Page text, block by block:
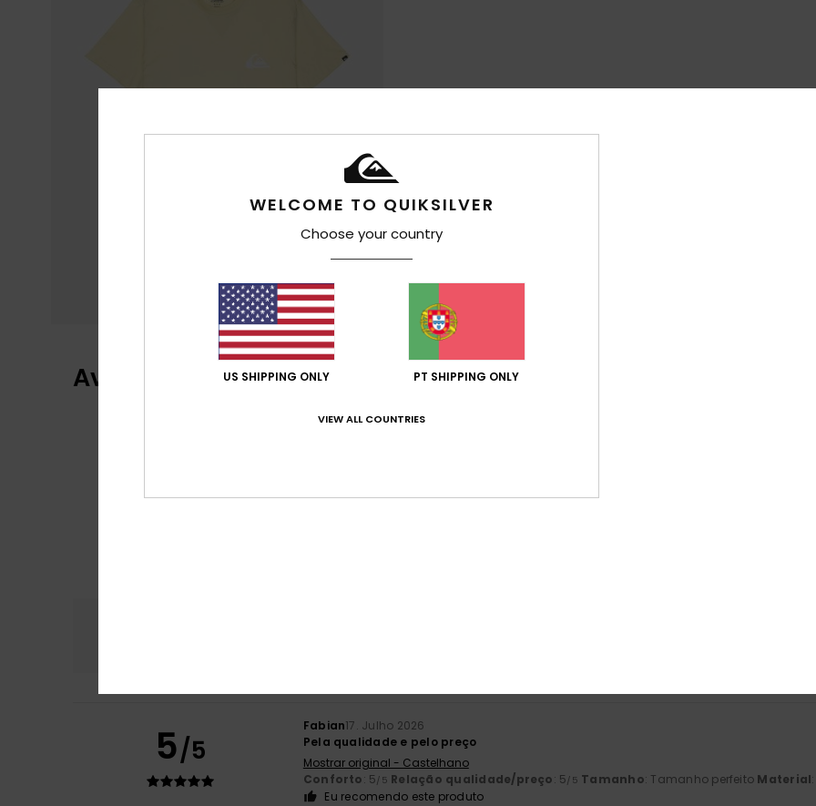
Avaliações dos clientes
4.7
5/5
Fabian17. Julho 2026
Pela qualidade e pelo preço
Mostrar original - Castelhano
Conforto: 5/5 Relação qualidade/preço: 5/5 Tamanho: Tamanho perfeito Material
Eu recomendo este produto
WELCOME TO QUIKSILVER
Choose your country
US SHIPPING ONLY PT SHIPPING ONLY
VIEW ALL COUNTRIES